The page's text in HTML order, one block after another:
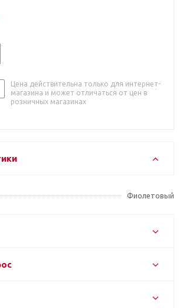
Цена действительна только для интернет-
магазина и может отличаться от цен в
розничных магазинах
Фиолетовый